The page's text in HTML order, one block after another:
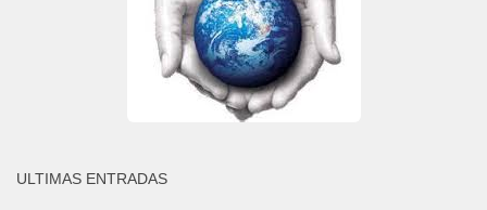
ULTIMAS ENTRADAS